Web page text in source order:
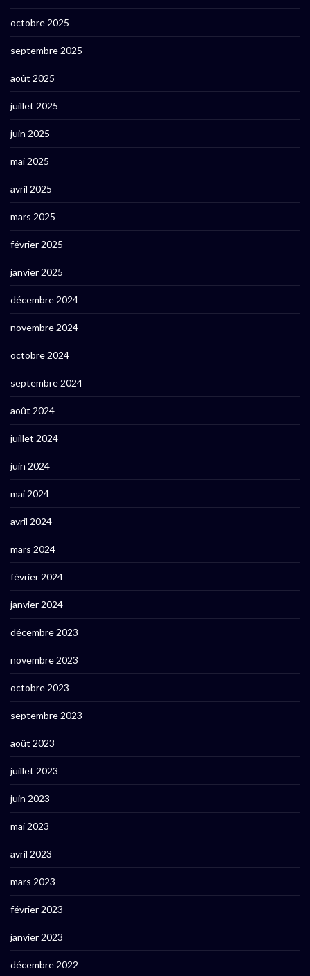
octobre 2025
septembre 2025
août 2025
juillet 2025
juin 2025
mai 2025
avril 2025
mars 2025
février 2025
janvier 2025
décembre 2024
novembre 2024
octobre 2024
septembre 2024
août 2024
juillet 2024
juin 2024
mai 2024
avril 2024
mars 2024
février 2024
janvier 2024
décembre 2023
novembre 2023
octobre 2023
septembre 2023
août 2023
juillet 2023
juin 2023
mai 2023
avril 2023
mars 2023
février 2023
janvier 2023
décembre 2022